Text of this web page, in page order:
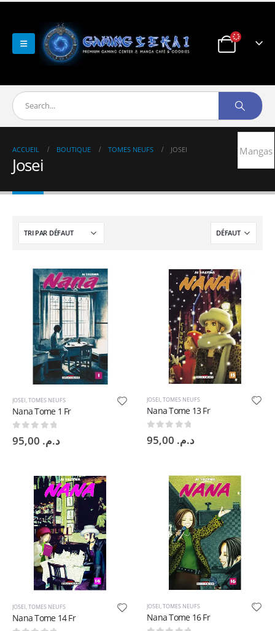
ACCUEIL BOUTIQUE TOMES NEUFS JOSEI
Josei
JOSEI,TOMES NEUFS
Nana Tome 1 Fr
0 sur 5د.م.
JOSEI,TOMES NEUFS
Nana Tome 13 Fr
0 sur 5د.م.
JOSEI TOMES NEUFS
Nana Tome 14 Fr
JOSEI,TOMES NEUFS
Nana Tome 16 Fr
Mangas